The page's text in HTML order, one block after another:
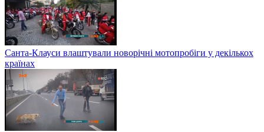
Санта-Клауси влаштували новорічні мотопробіги у декількох
країнах